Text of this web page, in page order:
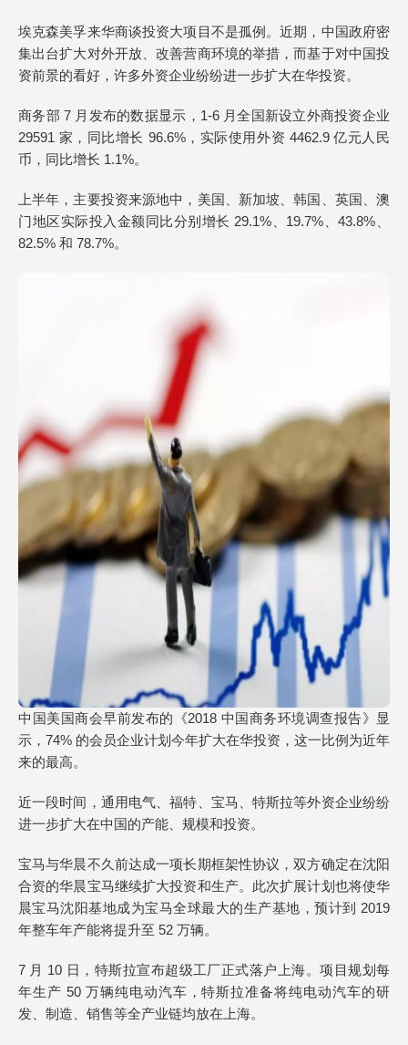
埃克森美孚来华商谈投资大项目不是孤例。近期，中国政府密
集出台扩大对外开放、改善营商环境的举措，而基于对中国投
资前景的看好，许多外资企业纷纷进一步扩大在华投资。
商务部 7 月发布的数据显示，1-6 月全国新设立外商投资企业
29591 家，同比增长 96.6%，实际使用外资 4462.9 亿元人民
币，同比增长 1.1%。
上半年，主要投资来源地中，美国、新加坡、韩国、英国、澳
门地区实际投入金额同比分别增长 29.1%、19.7%、43.8%、
82.5% 和 78.7%。
中国美国商会早前发布的《2018 中国商务环境调查报告》显
示，74% 的会员企业计划今年扩大在华投资，这一比例为近年
来的最高。
近一段时间，通用电气、福特、宝马、特斯拉等外资企业纷纷
进一步扩大在中国的产能、规模和投资。
宝马与华晨不久前达成一项长期框架性协议，双方确定在沈阳
合资的华晨宝马继续扩大投资和生产。此次扩展计划也将使华
晨宝马沈阳基地成为宝马全球最大的生产基地，预计到 2019
年整车年产能将提升至 52 万辆。
7 月 10 日，特斯拉宣布超级工厂正式落户上海。项目规划每
年生产 50 万辆纯电动汽车，特斯拉准备将纯电动汽车的研
发、制造、销售等全产业链均放在上海。